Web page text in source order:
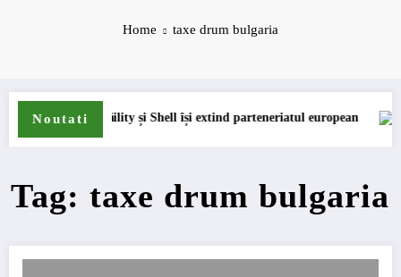
Home taxe drum bulgaria
Noutati
insolvență
DKV Mobility și Shell își extind parteneriatul european
Tag: taxe drum bulgaria